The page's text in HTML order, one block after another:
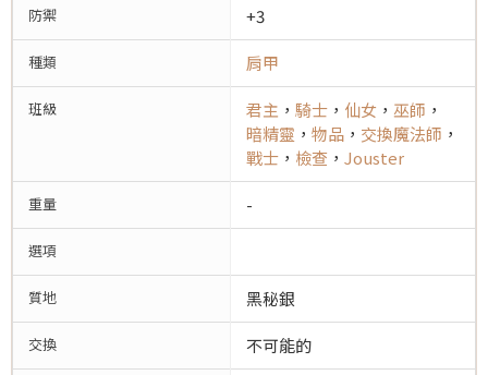
防禦 +3
種類 肩甲
班級 君主 ， 騎士 ， 仙女 ， 巫師 ，
暗精靈 ， 物品 ， 交換魔法師 ，
戰士 ， 檢查 ， Jouster
重量 -
選項
質地 黑秘銀
交換 不可能的